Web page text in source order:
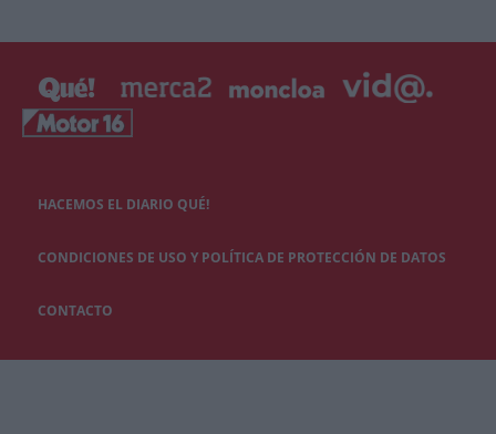
HACEMOS EL DIARIO QUÉ!
CONDICIONES DE USO Y POLÍTICA DE PROTECCIÓN DE DATOS
CONTACTO